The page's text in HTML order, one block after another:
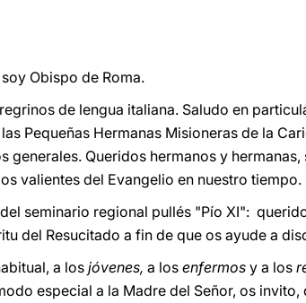
Obispo de Roma.
de lengua italiana. Saludo en
Pequeñas Hermanas Misioneras de la
Queridos hermanos y
valientes del Evangelio en nuestro tiempo.
seminario regional pullés "Pío XI":
del Resucitado a fin de que os ayude a
a los jóvenes, a los enfermos y a los
especial a la Madre del Señor, os invito,